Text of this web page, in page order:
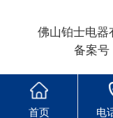
佛山铂士电器
备案号
首页 电